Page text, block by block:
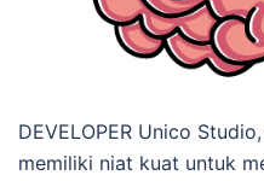
DEVELOPER Unico
memiliki niat kuat untuk